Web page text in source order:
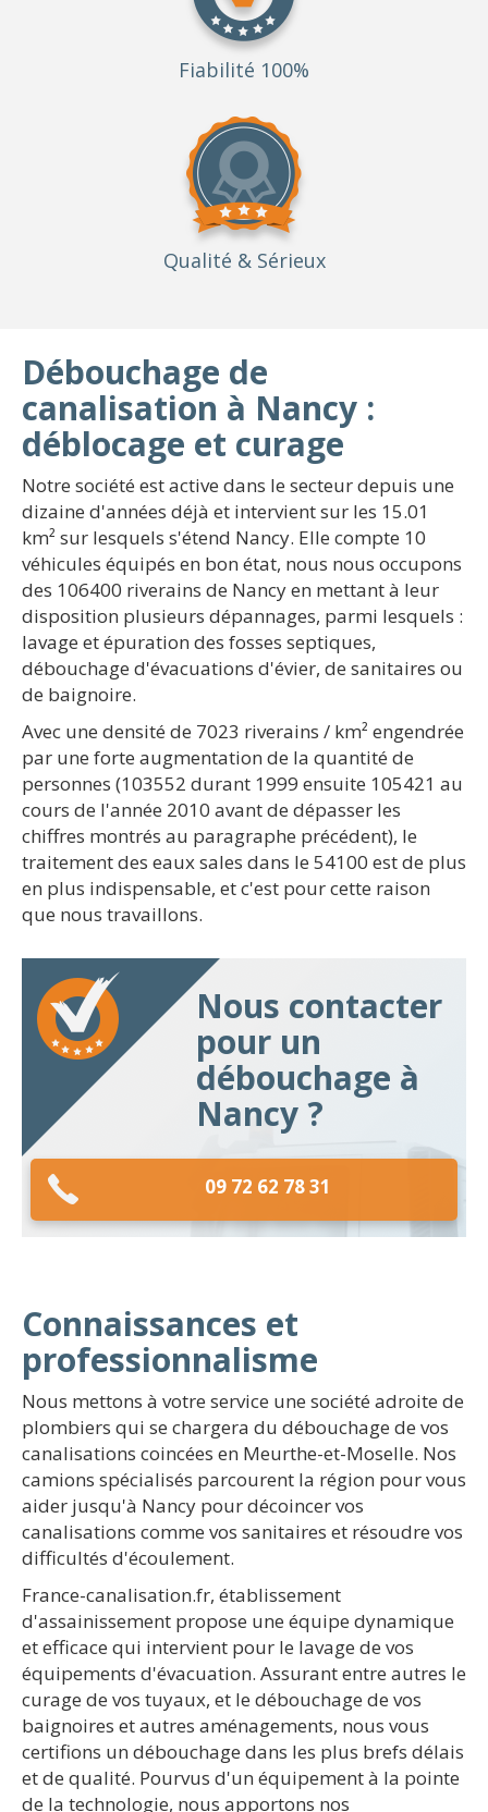
Fiabilité 100%
Qualité & Sérieux
Débouchage de
canalisation à Nancy :
déblocage et curage
Notre société est active dans le secteur depuis une
dizaine d'années déjà et intervient sur les 15.01
km² sur lesquels s'étend Nancy. Elle compte 10
véhicules équipés en bon état, nous nous occupons
des 106400 riverains de Nancy en mettant à leur
disposition plusieurs dépannages, parmi lesquels :
lavage et épuration des fosses septiques,
débouchage d'évacuations d'évier, de sanitaires ou
de baignoire.
Avec une densité de 7023 riverains / km² engendrée
par une forte augmentation de la quantité de
personnes (103552 durant 1999 ensuite 105421 au
cours de l'année 2010 avant de dépasser les
chiffres montrés au paragraphe précédent), le
traitement des eaux sales dans le 54100 est de plus
en plus indispensable, et c'est pour cette raison
que nous travaillons.
Nous contacter
pour un
débouchage à
Nancy ?
09 72 62 78 31
Connaissances et
professionnalisme
Nous mettons à votre service une société adroite de
plombiers qui se chargera du débouchage de vos
canalisations coincées en Meurthe-et-Moselle. Nos
camions spécialisés parcourent la région pour vous
aider jusqu'à Nancy pour décoincer vos
canalisations comme vos sanitaires et résoudre vos
difficultés d'écoulement.
France-canalisation.fr, établissement
d'assainissement propose une équipe dynamique
et efficace qui intervient pour le lavage de vos
équipements d'évacuation. Assurant entre autres le
curage de vos tuyaux, et le débouchage de vos
baignoires et autres aménagements, nous vous
certifions un débouchage dans les plus brefs délais
et de qualité. Pourvus d'un équipement à la pointe
de la technologie, nous apportons nos